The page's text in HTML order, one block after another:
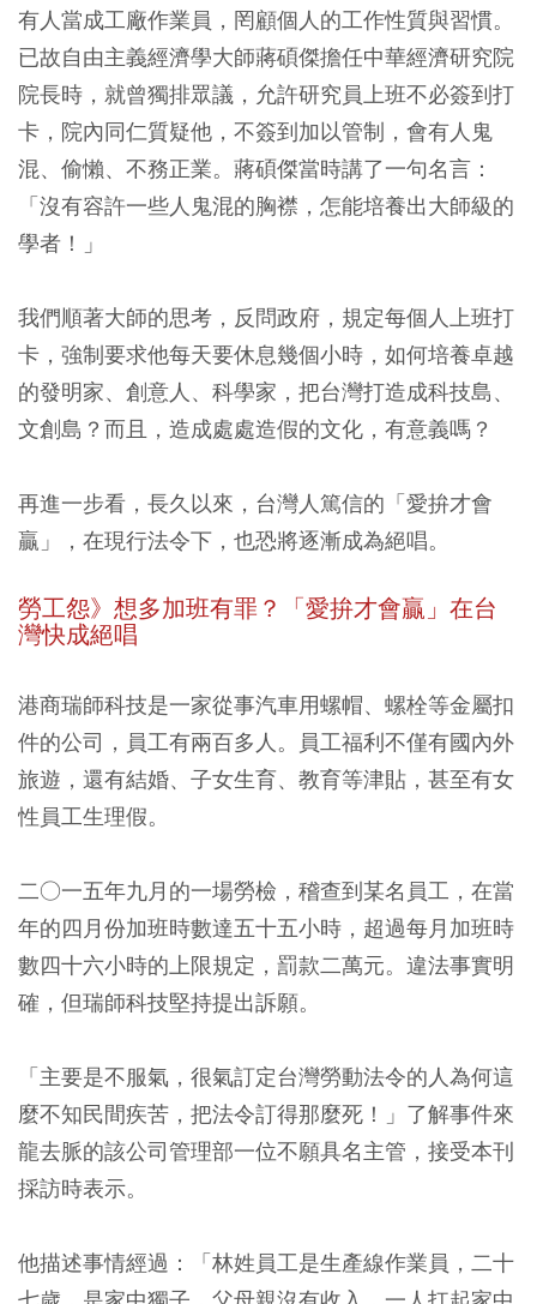
有人當成工廠作業員，罔顧個人的工作性質與習慣。
已故自由主義經濟學大師蔣碩傑擔任中華經濟研究院
院長時，就曾獨排眾議，允許研究員上班不必簽到打
卡，院內同仁質疑他，不簽到加以管制，會有人鬼
混、偷懶、不務正業。蔣碩傑當時講了一句名言：
「沒有容許一些人鬼混的胸襟，怎能培養出大師級的
學者！」
我們順著大師的思考，反問政府，規定每個人上班打
卡，強制要求他每天要休息幾個小時，如何培養卓越
的發明家、創意人、科學家，把台灣打造成科技島、
文創島？而且，造成處處造假的文化，有意義嗎？
再進一步看，長久以來，台灣人篤信的「愛拚才會
贏」，在現行法令下，也恐將逐漸成為絕唱。
勞工怨》想多加班有罪？「愛拚才會贏」在台
灣快成絕唱
港商瑞師科技是一家從事汽車用螺帽、螺栓等金屬扣
件的公司，員工有兩百多人。員工福利不僅有國內外
旅遊，還有結婚、子女生育、教育等津貼，甚至有女
性員工生理假。
二○一五年九月的一場勞檢，稽查到某名員工，在當
年的四月份加班時數達五十五小時，超過每月加班時
數四十六小時的上限規定，罰款二萬元。違法事實明
確，但瑞師科技堅持提出訴願。
「主要是不服氣，很氣訂定台灣勞動法令的人為何這
麼不知民間疾苦，把法令訂得那麼死！」了解事件來
龍去脈的該公司管理部一位不願具名主管，接受本刊
採訪時表示。
他描述事情經過：「林姓員工是生產線作業員，二十